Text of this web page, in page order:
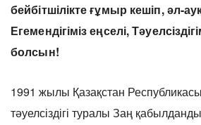
бейбітшілікте ғұмыр кешіп, әл-
Егемендігіміз еңселі,
болсын!
1991 жылы Қазақстан
тәуелсіздігі туралы Заң